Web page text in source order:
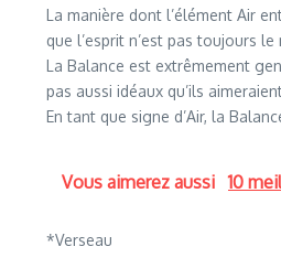
La manière dont l’élément Air
que l’esprit n’est pas toujours
La Balance est extrêmement
pas aussi idéaux qu’ils
En tant que signe d’Air, la
Vous aimerez aussi 10
*Verseau